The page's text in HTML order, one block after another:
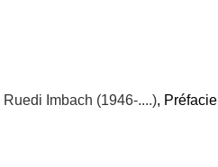
Ruedi Imbach (1946-....),